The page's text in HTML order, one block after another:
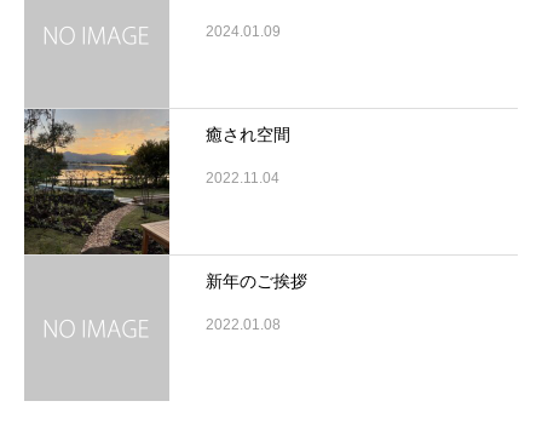
2024.01.09
癒され空間
2022.11.04
新年のご挨拶
2022.01.08